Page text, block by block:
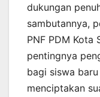
dukungan
sambutannya,
PNF PDM Kota
pentingnya
bagi siswa
menciptakan